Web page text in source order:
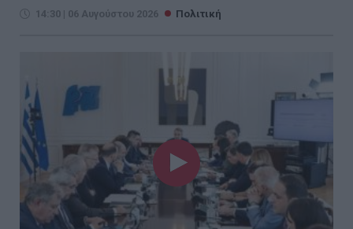
14:30 | 06 Αυγούστου 2026 Πολιτική